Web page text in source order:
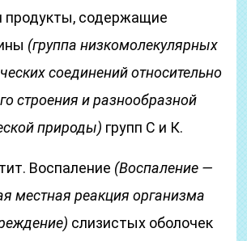
продукты, содержащие
(группа низкомолекулярных
соединений относительно
строения и разнообразной
природы) групп С и К.
Воспаление (Воспаление —
местная реакция организма
слизистых оболочек